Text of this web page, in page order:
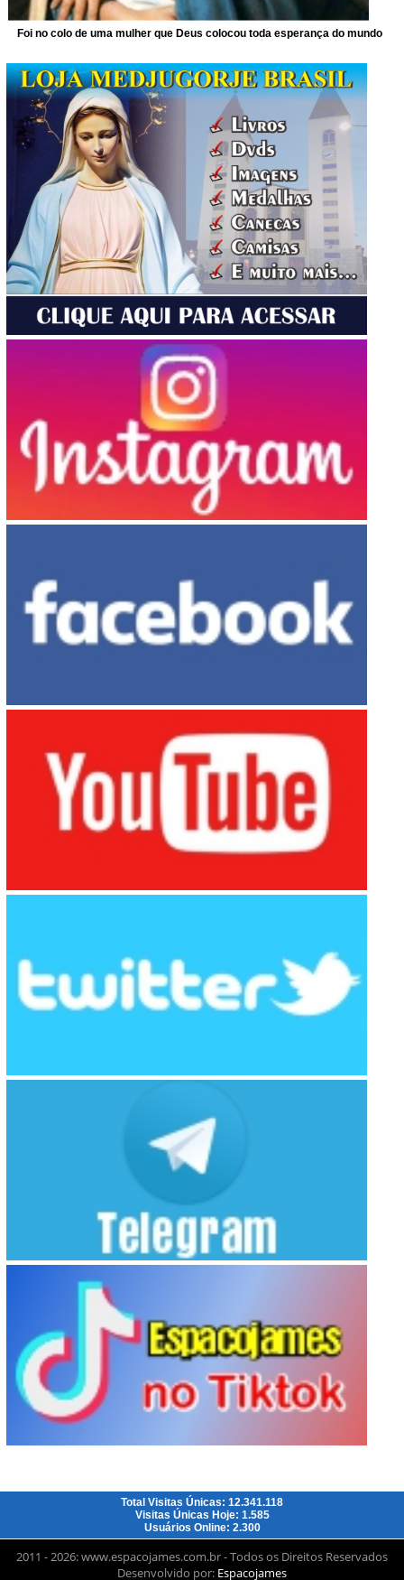
Foi no colo de uma mulher que Deus colocou toda esperança do mundo
Total Visitas Únicas: 12.341.118
Visitas Únicas Hoje: 1.585
Usuários Online: 2.300
2011 - 2026: www.espacojames.com.br - Todos os Direitos Reservados
Desenvolvido por: Espacojames